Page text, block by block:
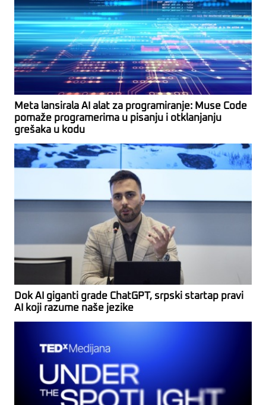
Meta lansirala AI alat za programiranje: Muse Code
pomaže programerima u pisanju i otklanjanju
grešaka u kodu
Dok AI giganti grade ChatGPT, srpski startap pravi
AI koji razume naše jezike